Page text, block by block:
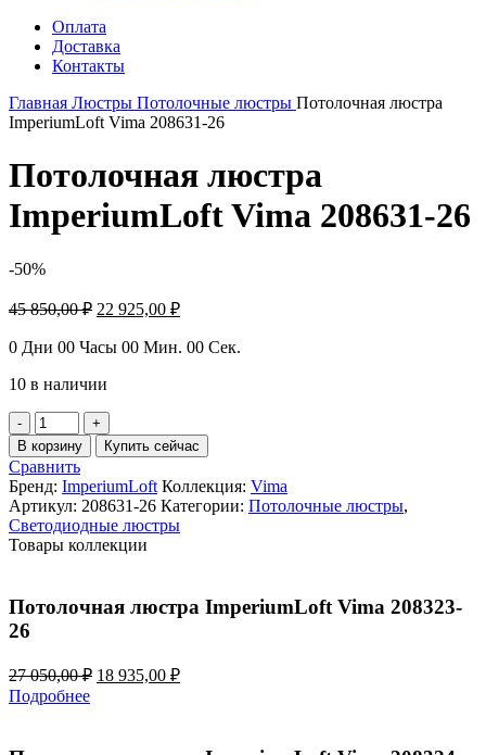
Оплата
Доставка
Контакты
Главная Люстры Потолочные люстры Потолочная люстра
ImperiumLoft Vima 208631-26
Потолочная люстра
ImperiumLoft Vima 208631-26
-50%
45 850,00₽ Первоначальная
составляла
850,00 ₽.
22 925,00 ₽Текущая
22
0 Дни 00 Часы 00 Мин. 00 Сек.
10 в наличии
Количество
товара
Потолочная
люстра
ImperiumLoft
Vima
208631-
26
В корзину Купить сейчас
Сравнить
Бренд: ImperiumLoft Коллекция: Vima
Артикул: 208631-26 Категории: Потолочные люстры,
Светодиодные люстры
Товары коллекции
Потолочная люстра ImperiumLoft Vima 208323-
26
27 050,00₽ Первоначальная
18 935,00 ₽Текущая
Подробнее